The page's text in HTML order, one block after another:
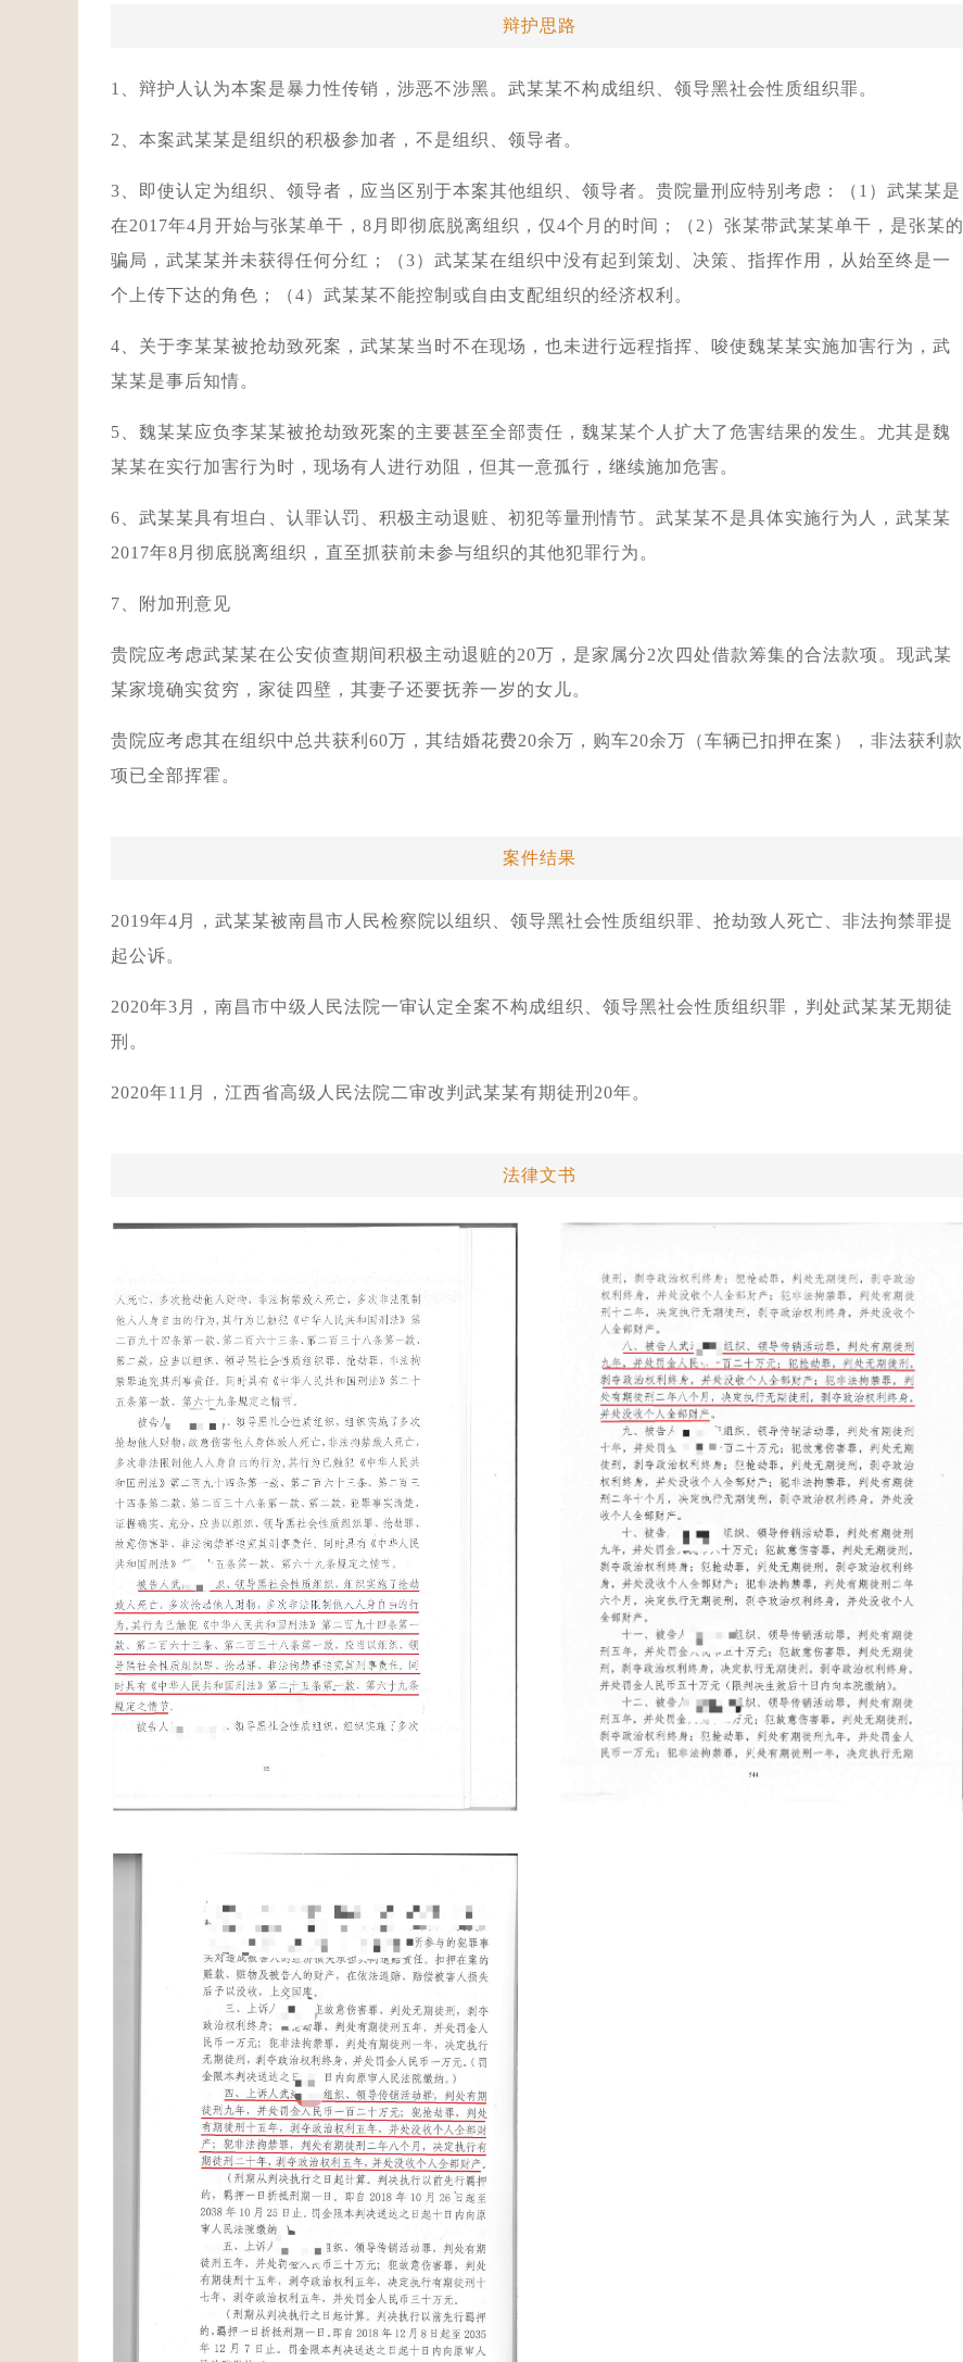
辩护思路
1、辩护人认为本案是暴力性传销，涉恶不涉黑。武某某不构成组织、领导黑社会性质组织罪。
2、本案武某某是组织的积极参加者，不是组织、领导者。
3、即使认定为组织、领导者，应当区别于本案其他组织、领导者。贵院量刑应特别考虑：（1）武某某是
在2017年4月开始与张某单干，8月即彻底脱离组织，仅4个月的时间；（2）张某带武某某单干，是张某的
骗局，武某某并未获得任何分红；（3）武某某在组织中没有起到策划、决策、指挥作用，从始至终是一
个上传下达的角色；（4）武某某不能控制或自由支配组织的经济权利。
4、关于李某某被抢劫致死案，武某某当时不在现场，也未进行远程指挥、唆使魏某某实施加害行为，武
某某是事后知情。
5、魏某某应负李某某被抢劫致死案的主要甚至全部责任，魏某某个人扩大了危害结果的发生。尤其是魏
某某在实行加害行为时，现场有人进行劝阻，但其一意孤行，继续施加危害。
6、武某某具有坦白、认罪认罚、积极主动退赃、初犯等量刑情节。武某某不是具体实施行为人，武某某
2017年8月彻底脱离组织，直至抓获前未参与组织的其他犯罪行为。
7、附加刑意见
贵院应考虑武某某在公安侦查期间积极主动退赃的20万，是家属分2次四处借款筹集的合法款项。现武某
某家境确实贫穷，家徒四壁，其妻子还要抚养一岁的女儿。
贵院应考虑其在组织中总共获利60万，其结婚花费20余万，购车20余万（车辆已扣押在案），非法获利款
项已全部挥霍。
案件结果
2019年4月，武某某被南昌市人民检察院以组织、领导黑社会性质组织罪、抢劫致人死亡、非法拘禁罪提
起公诉。
2020年3月，南昌市中级人民法院一审认定全案不构成组织、领导黑社会性质组织罪，判处武某某无期徒
刑。
2020年11月，江西省高级人民法院二审改判武某某有期徒刑20年。
法律文书